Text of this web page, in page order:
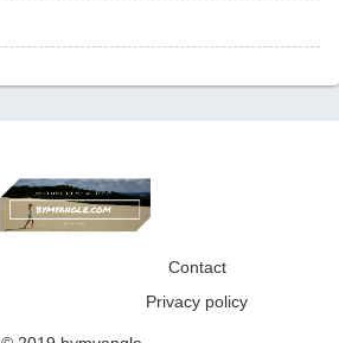
Contact
Privacy policy